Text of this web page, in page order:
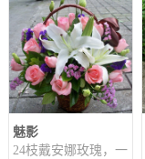
魅影
24枝戴安娜玫瑰，一